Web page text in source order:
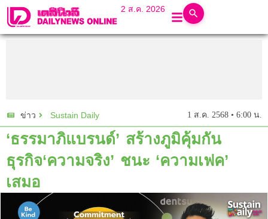
2 ส.ค. 2026
ข่าว Sustain Daily 1 ส.ค. 2568 • 6:00 น.
‘ธรรมาภิแบรนด์’ สร้างภูมิคุ้มกัน
ธุรกิจ‘ความจริง’ ชนะ ‘ความเฟค’
เสมอ